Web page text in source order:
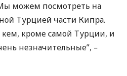
можем посмотреть на
Турцией части Кипра.
кроме самой Турции, и
незначительные”, –